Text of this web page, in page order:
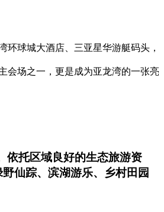
球城大酒店、三亚星华游艇码头，
会场之一，更是成为亚龙湾的一张亮
依托区域良好的生态旅游资
仙踪、滨湖游乐、乡村田园